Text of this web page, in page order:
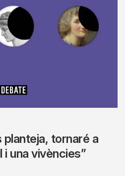
planteja, tornaré a
i una vivències”